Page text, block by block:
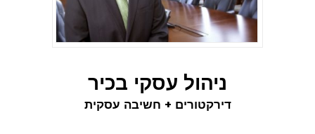
ניהול עסקי בכיר
דירקטורים + חשיבה עסקית